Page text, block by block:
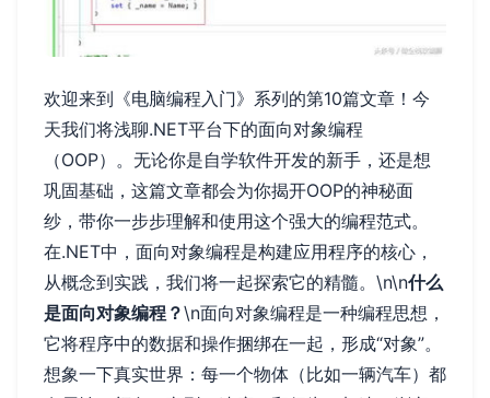
欢迎来到《电脑编程入门》系列的第10篇文章！今
天我们将浅聊.NET平台下的面向对象编程
（OOP）。无论你是自学软件开发的新手，还是想
巩固基础，这篇文章都会为你揭开OOP的神秘面
纱，带你一步步理解和使用这个强大的编程范式。
在.NET中，面向对象编程是构建应用程序的核心，
从概念到实践，我们将一起探索它的精髓。\n\n什么
是面向对象编程？\n面向对象编程是一种编程思想，
它将程序中的数据和操作捆绑在一起，形成“对象”。
想象一下真实世界：每一个物体（比如一辆汽车）都